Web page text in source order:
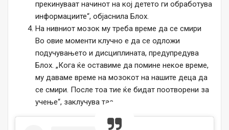
прекинуваат начинот на кој детето ги обработува
информациите“, објаснила Блох.
На нивниот мозок му треба време да се смири
Во овие моменти клучно е да се одложи
подучувањето и дисциплината, предупредува
Блох. „Кога ќе оставиме да помине некое време,
му даваме време на мозокот на нашите деца да
се смири. После тоа тие ќе бидат поотворени за
учење“, заклучува таа.